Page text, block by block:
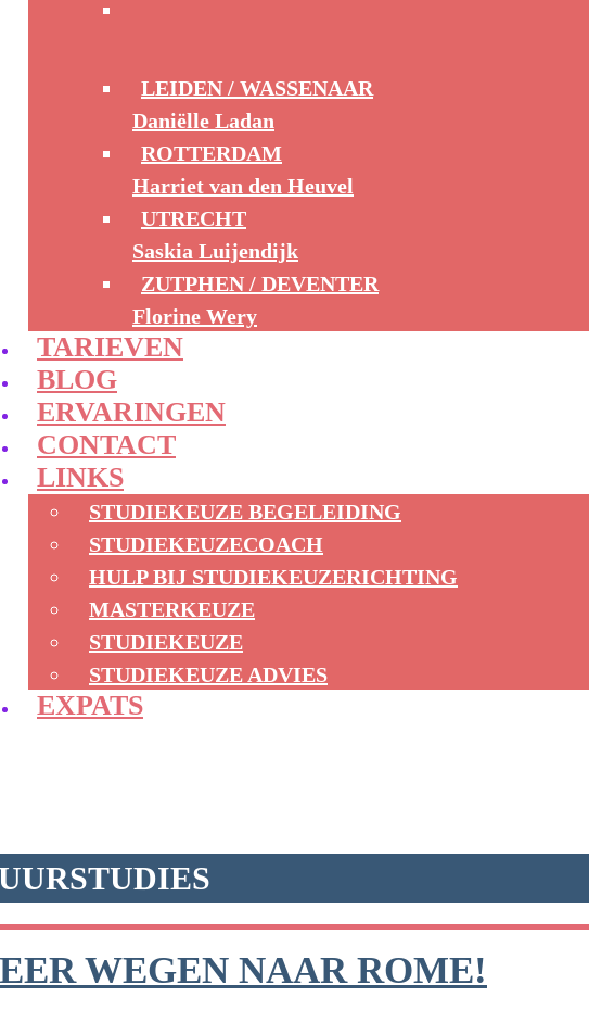
LEIDEN / WASSENAAR
Daniëlle Ladan
ROTTERDAM
Harriet van den Heuvel
UTRECHT
Saskia Luijendijk
ZUTPHEN / DEVENTER
Florine Wery
TARIEVEN
BLOG
ERVARINGEN
CONTACT
LINKS
STUDIEKEUZE BEGELEIDING
STUDIEKEUZECOACH
HULP BIJ STUDIEKEUZERICHTING
MASTERKEUZE
STUDIEKEUZE
STUDIEKEUZE ADVIES
EXPATS
WEGEN NAAR ROME!